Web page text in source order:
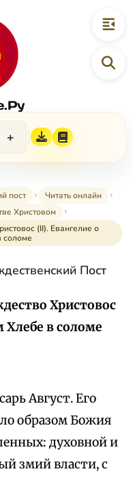
+
пост
Читать онлайн
Христовом
(II). Евангелие о
соломе
Пост
Христовоc
Хлебе в соломе
Август. Его
образом Божия
духовной и
змий власти, с